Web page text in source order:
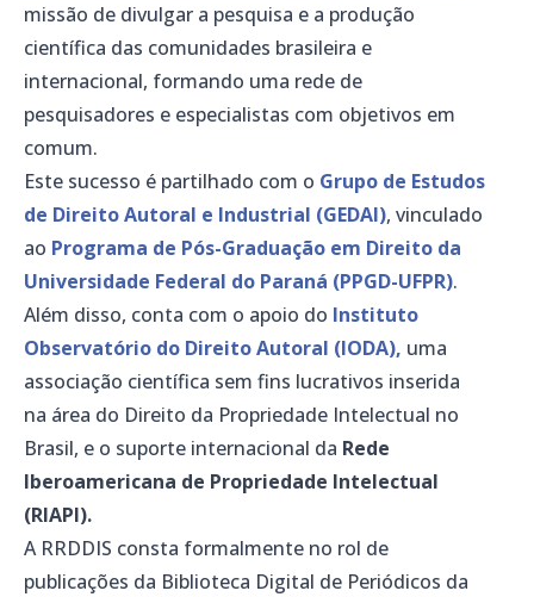
missão de divulgar a pesquisa e a produção
científica das comunidades brasileira e
internacional, formando uma rede de
pesquisadores e especialistas com objetivos em
comum.
Este sucesso é partilhado com o Grupo de Estudos
de Direito Autoral e Industrial (GEDAI), vinculado
ao Programa de Pós-Graduação em Direito da
Universidade Federal do Paraná (PPGD-UFPR).
Além disso, conta com o apoio do Instituto
Observatório do Direito Autoral (IODA), uma
associação científica sem fins lucrativos inserida
na área do Direito da Propriedade Intelectual no
Brasil, e o suporte internacional da Rede
Iberoamericana de Propriedade Intelectual
(RIAPI).
A RRDDIS consta formalmente no rol de
publicações da Biblioteca Digital de Periódicos da